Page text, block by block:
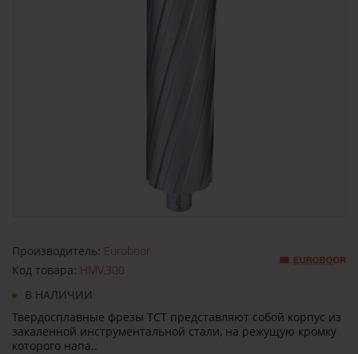
Производитель: Euroboor
Код товара: HMV.300
В НАЛИЧИИ
Твердосплавные фрезы TCT представляют собой корпус из
закаленной инструментальной стали, на режущую кромку
которого напа..